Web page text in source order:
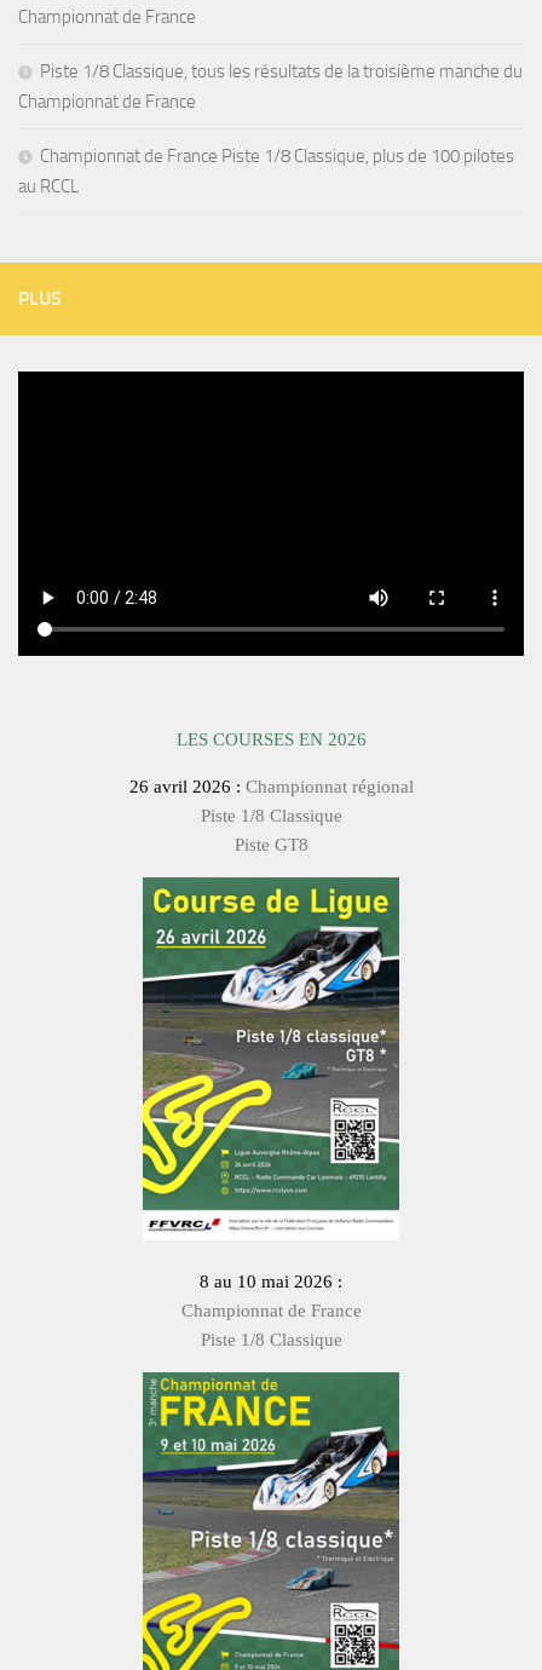
Championnat de France
Piste 1/8 Classique, tous les résultats de la troisième manche du
Championnat de France
Championnat de France Piste 1/8 Classique, plus de 100 pilotes
au RCCL
PLUS
LES COURSES EN 2026
26 avril 2026 : Championnat régional
Piste 1/8 Classique
Piste GT8
8 au 10 mai 2026 :
Championnat de France
Piste 1/8 Classique